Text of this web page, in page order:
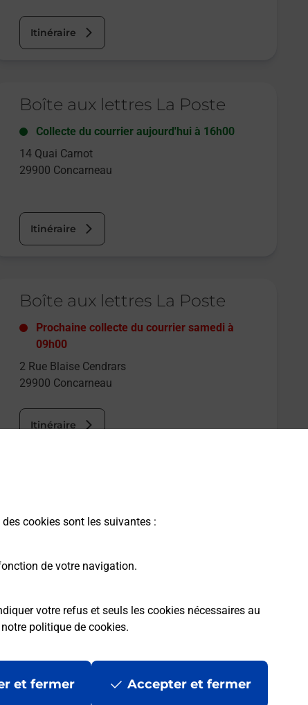
cookies sont les suivantes :
de votre navigation.
votre refus et seuls les cookies nécessaires au
notre politique de cookies.
et fermer Accepter et fermer
Itinéraire
Boîte aux lettres La Poste
Collecte du courrier aujourd'hui à 16h00
14 Quai Carnot
29900 Concarneau
Itinéraire
Boîte aux lettres La Poste
Prochaine collecte du courriersamedi à
09h00
2 Rue Blaise Cendrars
29900 Concarneau
Itinéraire